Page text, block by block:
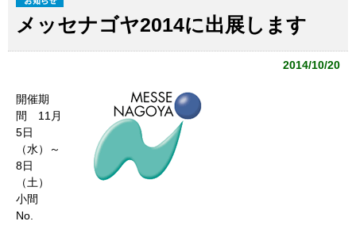
メッセナゴヤ2014に出展します
2014/10/20
開催期
間 11月
5日
（水）～
8日
（土）
小間
No.